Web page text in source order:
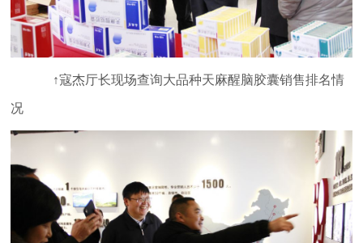
↑寇杰厅长现场查询大品种天麻醒脑胶囊销售排名情
况